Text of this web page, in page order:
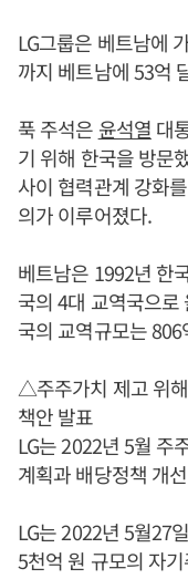
LG그룹은 베트남에
까지 베트남에 53억
푹 주석은 윤석열 대
기 위해 한국을 방문
사이 협력관계 강화
의가 이루어졌다.
베트남은 1992년 한
국의 4대 교역국으
국의 교역규모는
△주주가치 제고 위
책안 발표
LG는 2022년 5월 주
계획과 배당정책 개
LG는 2022년 5월27
5천억 원 규모의 자